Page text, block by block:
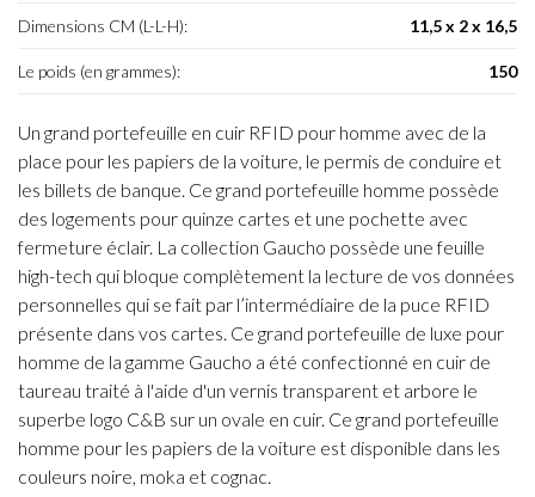
Dimensions CM (L-L-H): 11,5 x 2 x 16,5
Le poids (en grammes): 150
Un grand portefeuille en cuir RFID pour homme avec de la
place pour les papiers de la voiture, le permis de conduire et
les billets de banque. Ce grand portefeuille homme possède
des logements pour quinze cartes et une pochette avec
fermeture éclair. La collection Gaucho possède une feuille
high-tech qui bloque complètement la lecture de vos données
personnelles qui se fait par l’intermédiaire de la puce RFID
présente dans vos cartes. Ce grand portefeuille de luxe pour
homme de la gamme Gaucho a été confectionné en cuir de
taureau traité à l'aide d'un vernis transparent et arbore le
superbe logo C&B sur un ovale en cuir. Ce grand portefeuille
homme pour les papiers de la voiture est disponible dans les
couleurs noire, moka et cognac.